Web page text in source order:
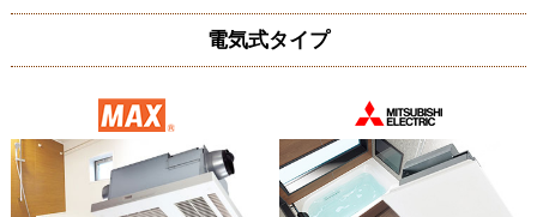
電気式タイプ